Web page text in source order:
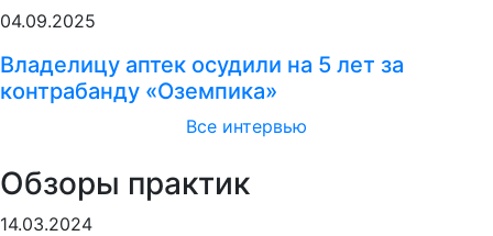
04.09.2025
Владелицу аптек осудили на 5 лет за
контрабанду «Оземпика»
Все интервью
Обзоры практик
14.03.2024